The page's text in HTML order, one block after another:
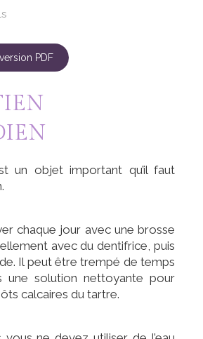
PDF
un objet important qu’il faut
chaque jour avec une brosse
avec du dentifrice, puis
Il peut être trempé de temps
une solution nettoyante pour
calcaires du tartre.